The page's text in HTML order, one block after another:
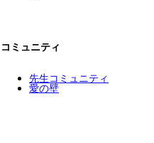
コミュニティ
先生コミュニティ
愛の壁